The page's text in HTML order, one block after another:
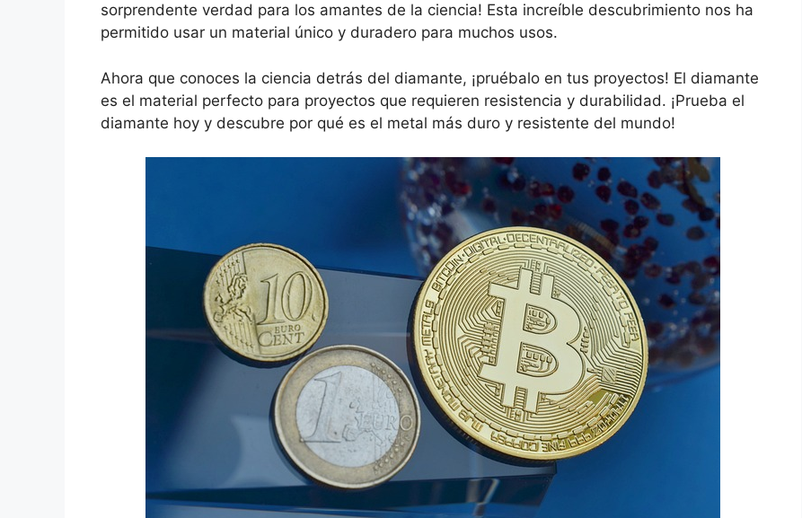
sorprendente verdad para los amantes de la ciencia! Esta increíble descubrimiento nos ha
permitido usar un material único y duradero para muchos usos.
Ahora que conoces la ciencia detrás del diamante, ¡pruébalo en tus proyectos! El diamante
es el material perfecto para proyectos que requieren resistencia y durabilidad. ¡Prueba el
diamante hoy y descubre por qué es el metal más duro y resistente del mundo!